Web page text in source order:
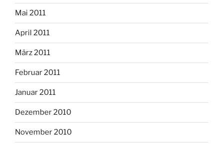
Mai 2011
April 2011
März 2011
Februar 2011
Januar 2011
Dezember 2010
November 2010